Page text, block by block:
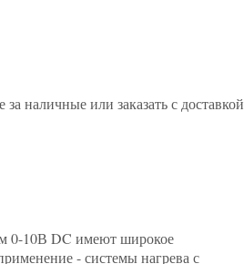
наличные или заказать с доставкой
0-10В DC имеют широкое
- системы нагрева с